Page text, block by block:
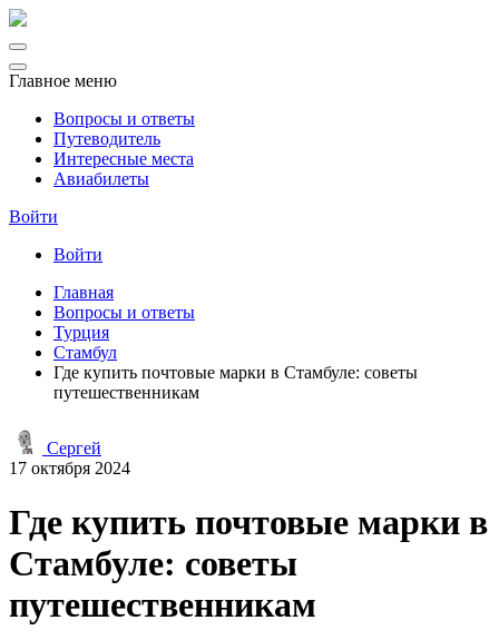
Главное меню
Вопросы и ответы
Путеводитель
Интересные места
Авиабилеты
Войти
Войти
Главная
Вопросы и ответы
Турция
Стамбул
Где купить почтовые марки в Стамбуле: советы
путешественникам
Сергей
17 октября 2024
Где купить почтовые марки в
Стамбуле: советы
путешественникам